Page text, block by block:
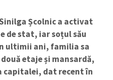
Despre ZdG
на русском
Școlnic a activat
stat, iar soțul său
ultimii ani, familia sa
etaje și mansardă,
capitalei, dat recent în